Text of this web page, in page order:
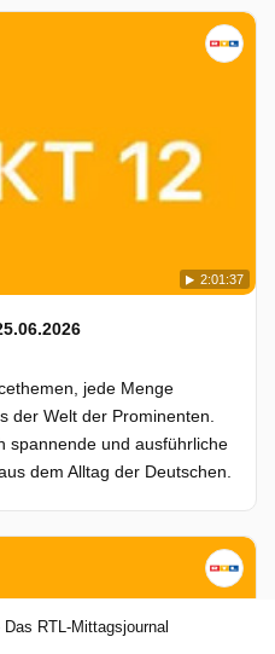
Das RTL-Mittagsjournal
2:01:37
jede Menge
der Welt der Prominenten.
spannende und ausführliche
dem Alltag der Deutschen.